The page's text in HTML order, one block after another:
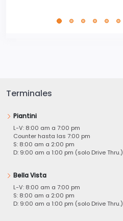
Terminales
Piantini
L-V: 8:00 am a 7:00 pm
Counter hasta las 7:00 pm
S: 8:00 am a 2:00 pm
D: 9:00 am a 1:00 pm (solo Drive Thru.)
Bella Vista
L-V: 8:00 am a 7:00 pm
S: 8:00 am a 2:00 pm
D: 9:00 am a 1:00 pm (solo Drive Thru.)